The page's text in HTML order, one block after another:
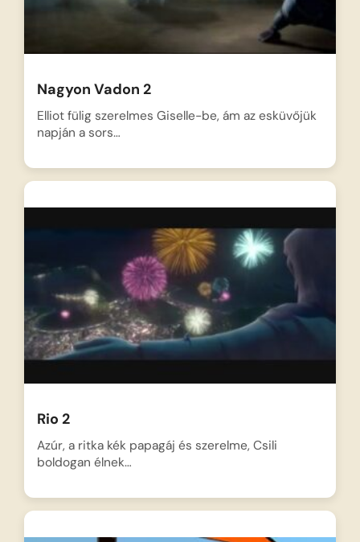
Nagyon Vadon 2
Elliot fülig szerelmes Giselle-be, ám az esküvőjük
napján a sors…
Rio 2
Azúr, a ritka kék papagáj és szerelme, Csili
boldogan élnek…